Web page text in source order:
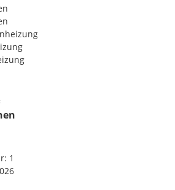
Ein
Eigentümer bzw. Verkäufer, nach
die generell geltende Vorlagepflicht,
seiner Erstellung noch nicht vorgelegt.
dem Alter und der Art des
Gesamtenergieeffizienz als
keinerlei Gewähr oder Haftung
der angebotenen
zwischen dem Vermittler und
ein familiäres oder
besteht.
1